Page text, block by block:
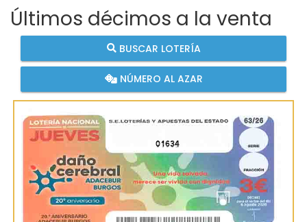
Últimos décimos a la venta
BUSCAR LOTERÍA
NÚMERO AL AZAR
01634